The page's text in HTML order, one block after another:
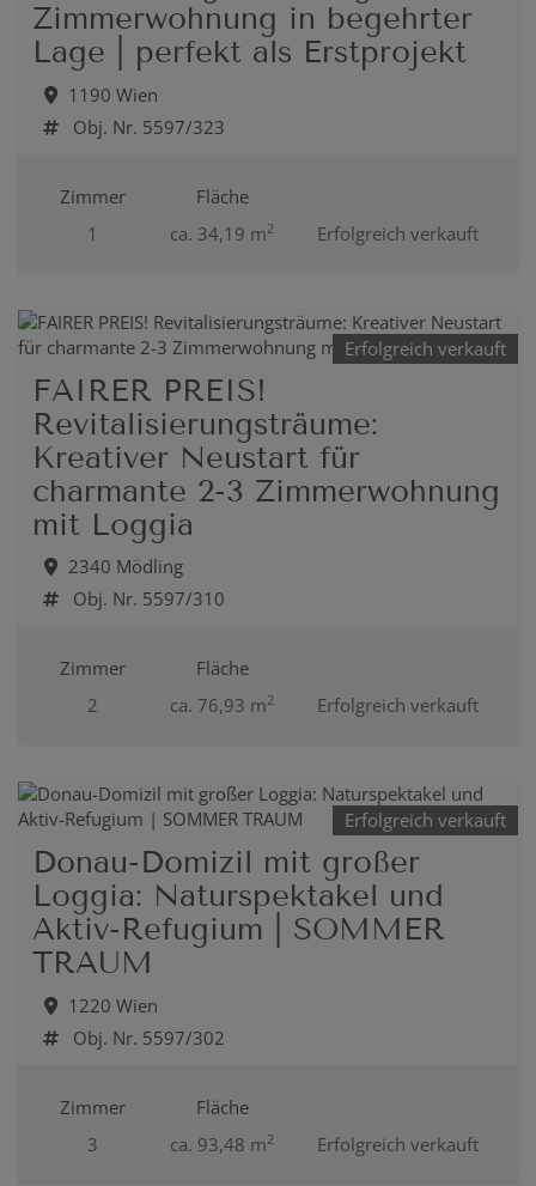
Zimmerwohnung in begehrter
Lage | perfekt als Erstprojekt
1190 Wien
Obj. Nr. 5597/323
Zimmer
1
Fläche
ca. 34,19 m2 Erfolgreich verkauft
Erfolgreich verkauft
FAIRER PREIS!
Revitalisierungsträume:
Kreativer Neustart für
charmante 2-3 Zimmerwohnung
mit Loggia
2340 Mödling
Obj. Nr. 5597/310
Zimmer
2
Fläche
ca. 76,93 m2 Erfolgreich verkauft
Erfolgreich verkauft
Donau-Domizil mit großer
Loggia: Naturspektakel und
Aktiv-Refugium | SOMMER
TRAUM
1220 Wien
Obj. Nr. 5597/302
Zimmer
3
Fläche
ca. 93,48 m2 Erfolgreich verkauft